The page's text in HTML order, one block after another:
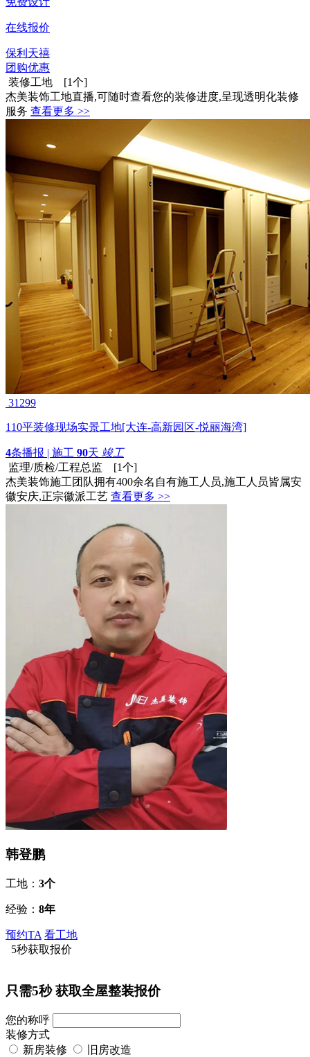
在线报价
保利天禧
团购优惠
装修工地 [1个]
杰美装饰工地直播,可随时查看您的装修进度,呈现透明化装修
服务 查看更多 >>
31299
110平装修现场实景工地[大连-高新园区-悦丽海湾]
4条播报 | 施工 90天 竣工
监理/质检/工程总监 [1个]
杰美装饰施工团队拥有400余名自有施工人员,施工人员皆属安
徽安庆,正宗徽派工艺 查看更多 >>
韩登鹏
工地： 3个
经验： 8年
预约TA 看工地
5秒获取报价
只需5秒获取全屋整装报价
您的称呼
装修方式
新房装修
旧房改造